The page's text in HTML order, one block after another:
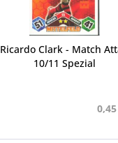
Ricardo Clark - Match
10/11 Spezial